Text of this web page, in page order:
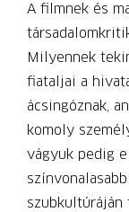
A filmnek és
Milyennek
fiataljai a
ácsingóznak,
komoly
vágyuk pedig
szubkultúráján